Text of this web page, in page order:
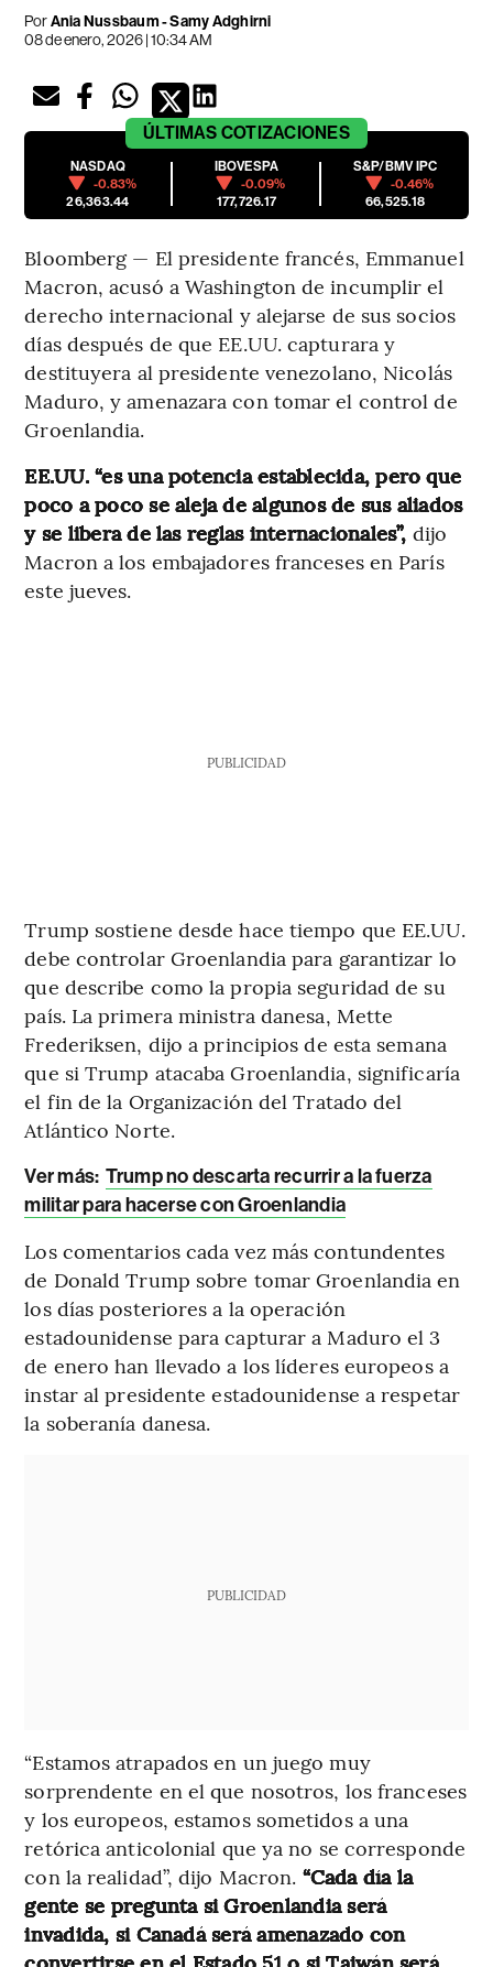
PorAnia Nussbaum - Samy Adghirni
08 de enero, 2026 | 10:34 AM
ÚLTIMAS COTIZACIONES
NASDAQ
-0.83%
26,363.44
IBOVESPA
-0.09%
177,726.17
S&P/BMV IPC
-0.46%
66,525.18
Bloomberg — El presidente francés, Emmanuel
Macron, acusó a Washington de incumplir el
derecho internacional y alejarse de sus socios
días después de que EE.UU. capturara y
destituyera al presidente venezolano, Nicolás
Maduro, y amenazara con tomar el control de
Groenlandia.
EE.UU. “es una potencia establecida, pero que
poco a poco se aleja de algunos de sus aliados
y se libera de las reglas internacionales”, dijo
Macron a los embajadores franceses en París
este jueves.
PUBLICIDAD
Trump sostiene desde hace tiempo que EE.UU.
debe controlar Groenlandia para garantizar lo
que describe como la propia seguridad de su
país. La primera ministra danesa, Mette
Frederiksen, dijo a principios de esta semana
que si Trump atacaba Groenlandia, significaría
el fin de la Organización del Tratado del
Atlántico Norte.
Ver más: Trump no descarta recurrir a la fuerza
militar para hacerse con Groenlandia
Los comentarios cada vez más contundentes
de Donald Trump sobre tomar Groenlandia en
los días posteriores a la operación
estadounidense para capturar a Maduro el 3
de enero han llevado a los líderes europeos a
instar al presidente estadounidense a respetar
la soberanía danesa.
PUBLICIDAD
“Estamos atrapados en un juego muy
sorprendente en el que nosotros, los franceses
y los europeos, estamos sometidos a una
retórica anticolonial que ya no se corresponde
con la realidad”, dijo Macron. “Cada día la
gente se pregunta si Groenlandia será
invadida, si Canadá será amenazado con